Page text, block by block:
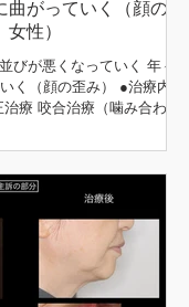
がっていく（顔の歪
性）
びが悪くなっていく 年々、
く（顔の歪み） ●治療内容
療 咬合治療（噛み合わ
正中 矯正前後